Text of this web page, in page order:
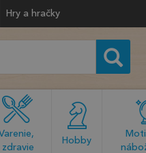
Hry a hračky
zdravie
Hobby